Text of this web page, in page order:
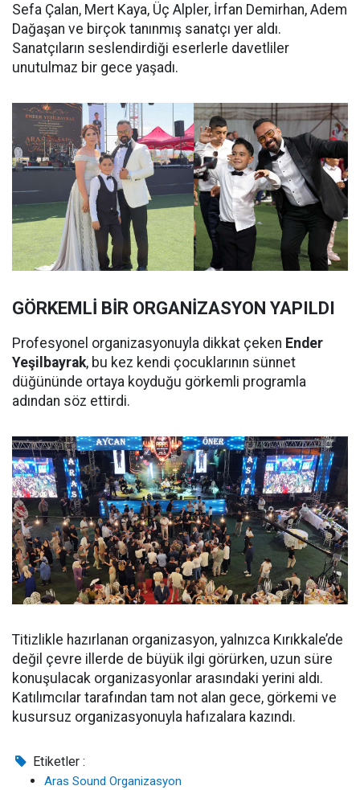
Sefa Çalan, Mert Kaya, Üç Alpler, İrfan Demirhan, Adem
Dağaşan ve birçok tanınmış sanatçı yer aldı.
Sanatçıların seslendirdiği eserlerle davetliler
unutulmaz bir gece yaşadı.
GÖRKEMLİ BİR ORGANİZASYON YAPILDI
Profesyonel organizasyonuyla dikkat çeken Ender
Yeşilbayrak, bu kez kendi çocuklarının sünnet
düğününde ortaya koyduğu görkemli programla
adından söz ettirdi.
Titizlikle hazırlanan organizasyon, yalnızca Kırıkkale’de
değil çevre illerde de büyük ilgi görürken, uzun süre
konuşulacak organizasyonlar arasındaki yerini aldı.
Katılımcılar tarafından tam not alan gece, görkemi ve
kusursuz organizasyonuyla hafızalara kazındı.
Etiketler :
Aras Sound Organizasyon